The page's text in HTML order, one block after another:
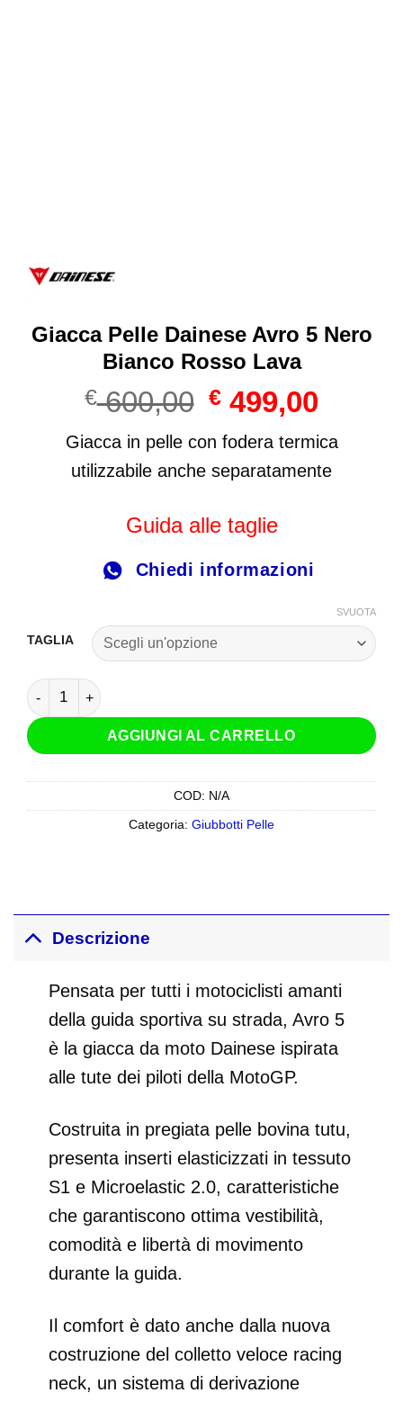
Giacca Pelle Dainese Avro 5 Nero
Bianco Rosso Lava
€600,00 Il
prezzo
originale
era:
€ 600,00.
€ 499,00
attuale
è:
Giacca in pelle con fodera termica
utilizzabile anche separatamente
Guida alle taglie
Chiedi informazioni
TAGLIA
SVUOTA
Giacca Pelle Dainese Avro 5 Nero Bianco Rosso Lava
AGGIUNGI AL CARRELLO
COD: N/A
Categoria: Giubbotti Pelle
Descrizione
Pensata per tutti i motociclisti amanti
della guida sportiva su strada, Avro 5
è la giacca da moto Dainese ispirata
alle tute dei piloti della MotoGP.
Costruita in pregiata pelle bovina tutu,
presenta inserti elasticizzati in tessuto
S1 e Microelastic 2.0, caratteristiche
che garantiscono ottima vestibilità,
comodità e libertà di movimento
durante la guida.
Il comfort è dato anche dalla nuova
costruzione del colletto veloce racing
neck, un sistema di derivazione